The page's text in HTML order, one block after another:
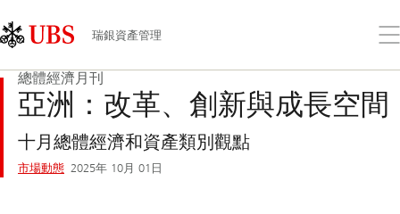
Links
Area
瑞銀資產管理
打
功
表
總體經濟月刊
亞洲：改革、創新與成長空間
十月總體經濟和資產類別觀點
市場動態 2025年 10月 01日